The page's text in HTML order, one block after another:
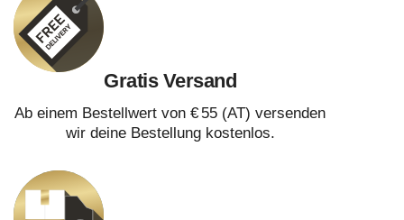
Gratis Versand
Ab einem Bestellwert von € 55 (AT) versenden
wir deine Bestellung kostenlos.